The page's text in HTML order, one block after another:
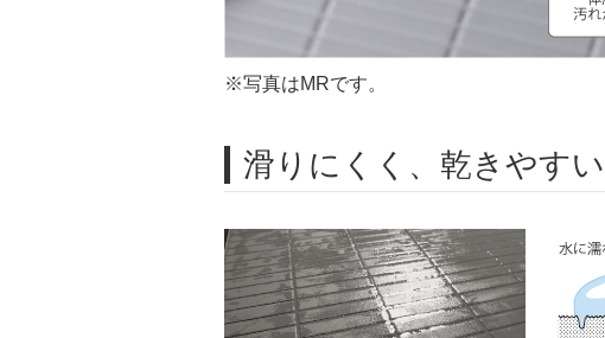
※写真はMRです。
滑りにくく、乾きやすい